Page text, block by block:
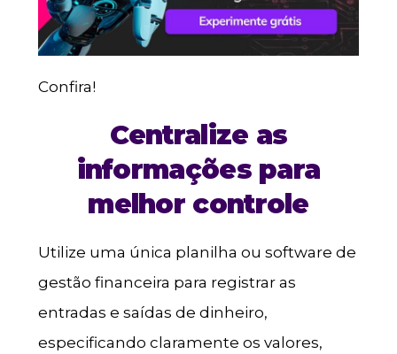
Confira!
Centralize as
informações para
melhor controle
Utilize uma única planilha ou software de
gestão financeira para registrar as
entradas e saídas de dinheiro,
especificando claramente os valores,